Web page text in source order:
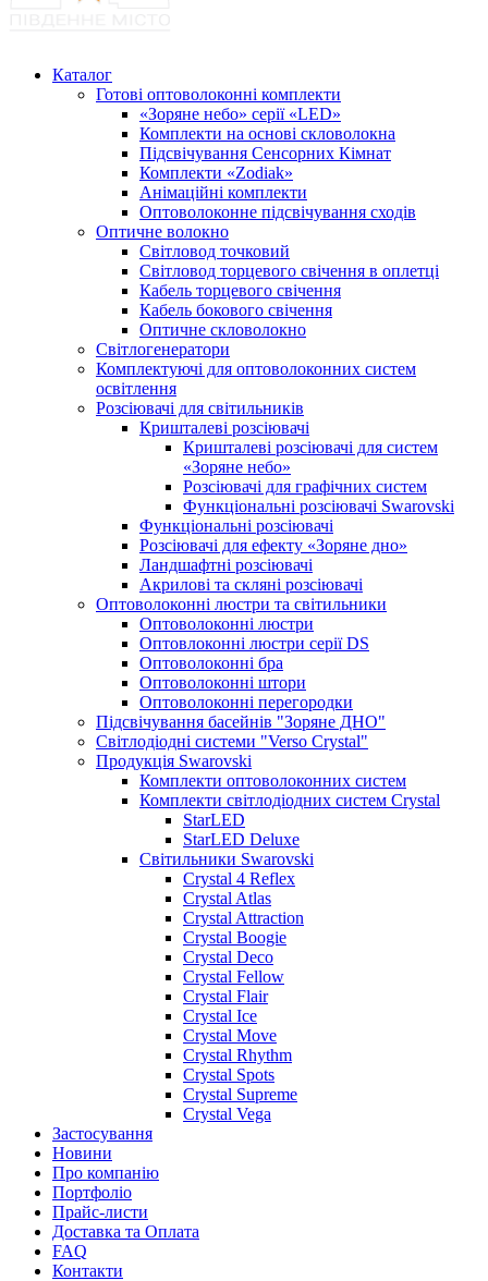
Каталог
Готові оптоволоконні комплекти
«Зоряне небо» серії «LED»
Комплекти на основі скловолокна
Підсвічування Сенсорних Кімнат
Комплекти «Zodiak»
Анімаційні комплекти
Оптоволоконне підсвічування сходів
Оптичне волокно
Світловод точковий
Світловод торцевого свічення в оплетці
Кабель торцевого свічення
Кабель бокового свічення
Оптичне скловолокно
Світлогенератори
Комплектуючі для оптоволоконних систем
освітлення
Розсіювачі для світильників
Кришталеві розсіювачі
Кришталеві розсіювачі для систем
«Зоряне небо»
Розсіювачі для графічних систем
Функціональні розсіювачі Swarovski
Функціональні розсіювачі
Розсіювачі для ефекту «Зоряне дно»
Ландшафтні розсіювачі
Акрилові та скляні розсіювачі
Оптоволоконні люстри та світильники
Оптоволоконні люстри
Оптовлоконні люстри серії DS
Оптоволоконні бра
Оптоволоконні штори
Оптоволоконні перегородки
Підсвічування басейнів "Зоряне ДНО"
Світлодіодні системи "Verso Crystal"
Продукція Swarovski
Комплекти оптоволоконних систем
Комплекти світлодіодних систем Crystal
StarLED
StarLED Deluxe
Світильники Swarovski
Crystal 4 Reflex
Crystal Atlas
Crystal Attraction
Crystal Boogie
Crystal Deco
Crystal Fellow
Crystal Flair
Crystal Ice
Crystal Move
Crystal Rhythm
Crystal Spots
Crystal Supreme
Crystal Vega
Застосування
Новини
Про компанію
Портфоліо
Прайс-листи
Доставка та Оплата
FAQ
Контакти